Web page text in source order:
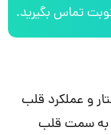
تماس بگیرید.
و عملکرد قلب
به سمت قلب